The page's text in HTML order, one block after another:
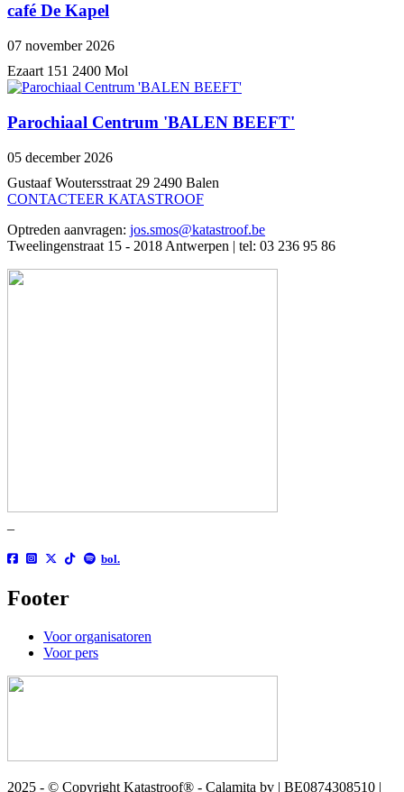
café De Kapel
07 november 2026
Ezaart 151 2400 Mol
Parochiaal Centrum 'BALEN BEEFT'
05 december 2026
Gustaaf Woutersstraat 29 2490 Balen
CONTACTEER KATASTROOF
Optreden aanvragen: jos.smos@katastroof.be
Tweelingenstraat 15 - 2018 Antwerpen | tel: 03 236 95 86
bol.
Footer
Voor organisatoren
Voor pers
2025 - © Copyright Katastroof® - Calamita bv | BE0874308510 |